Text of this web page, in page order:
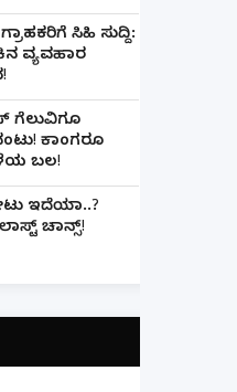
ಸಿಹಿ ಸುದ್ದಿ:
ವ್ಯವಹಾರ
ಗೆಲುವಿಗೂ
ಕಾಂಗರೂ
ಬಲ!
ಇದೆಯಾ..?
ಚಾನ್ಸ್‌!